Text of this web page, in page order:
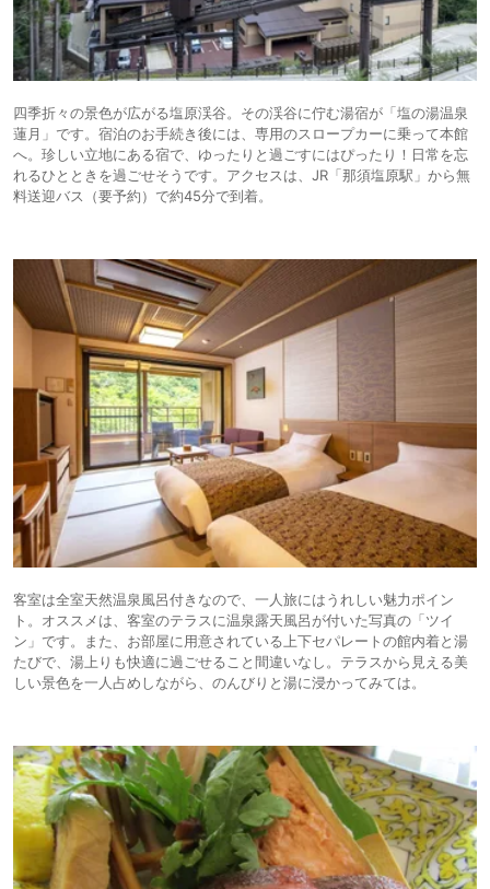
四季折々の景色が広がる塩原渓谷。その渓谷に佇む湯宿が「塩の湯温泉
蓮月」です。宿泊のお手続き後には、専用のスロープカーに乗って本館
へ。珍しい立地にある宿で、ゆったりと過ごすにはぴったり！日常を忘
れるひとときを過ごせそうです。アクセスは、JR「那須塩原駅」から無
料送迎バス（要予約）で約45分で到着。
客室は全室天然温泉風呂付きなので、一人旅にはうれしい魅力ポイン
ト。オススメは、客室のテラスに温泉露天風呂が付いた写真の「ツイ
ン」です。また、お部屋に用意されている上下セパレートの館内着と湯
たびで、湯上りも快適に過ごせること間違いなし。テラスから見える美
しい景色を一人占めしながら、のんびりと湯に浸かってみては。